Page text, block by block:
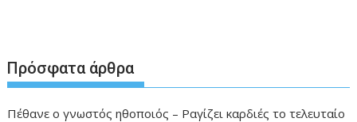
Πρόσφατα άρθρα
Πέθανε ο γνωστός ηθοποιός – Ραγίζει καρδιές το τελευταίο